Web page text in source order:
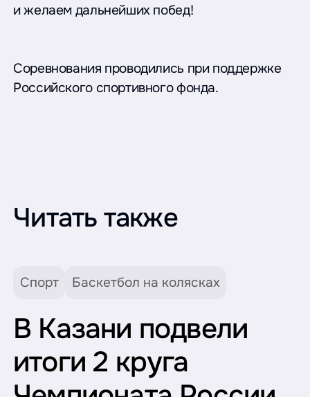
и желаем дальнейших побед!
Соревнования проводились при поддержке
Российского спортивного фонда.
Читать также
Спорт Баскетбол на колясках
В Казани подвели
итоги 2 круга